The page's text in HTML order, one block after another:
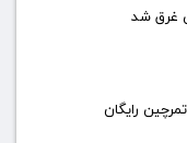
غرق شد
رایگان